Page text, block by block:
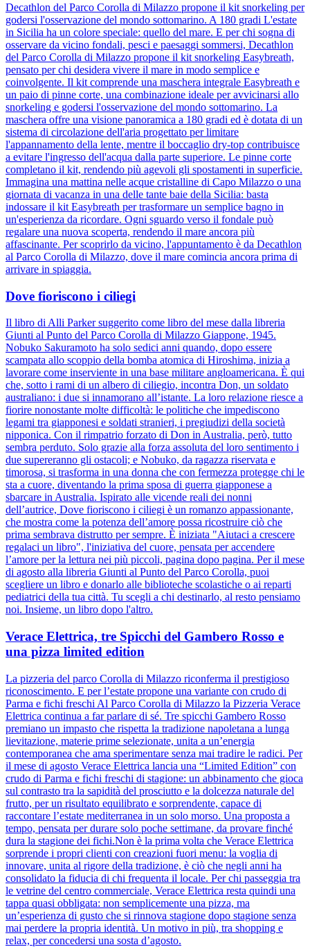
Decathlon del Parco Corolla di Milazzo propone il kit snorkeling per
godersi l'osservazione del mondo sottomarino. A 180 gradi L'estate
in Sicilia ha un colore speciale: quello del mare. E per chi sogna di
osservare da vicino fondali, pesci e paesaggi sommersi, Decathlon
del Parco Corolla di Milazzo propone il kit snorkeling Easybreath,
pensato per chi desidera vivere il mare in modo semplice e
coinvolgente. Il kit comprende una maschera integrale Easybreath e
un paio di pinne corte, una combinazione ideale per avvicinarsi allo
snorkeling e godersi l'osservazione del mondo sottomarino. La
maschera offre una visione panoramica a 180 gradi ed è dotata di un
sistema di circolazione dell'aria progettato per limitare
l'appannamento della lente, mentre il boccaglio dry-top contribuisce
a evitare l'ingresso dell'acqua dalla parte superiore. Le pinne corte
completano il kit, rendendo più agevoli gli spostamenti in superficie.
Immagina una mattina nelle acque cristalline di Capo Milazzo o una
giornata di vacanza in una delle tante baie della Sicilia: basta
indossare il kit Easybreath per trasformare un semplice bagno in
un'esperienza da ricordare. Ogni sguardo verso il fondale può
regalare una nuova scoperta, rendendo il mare ancora più
affascinante. Per scoprirlo da vicino, l'appuntamento è da Decathlon
al Parco Corolla di Milazzo, dove il mare comincia ancora prima di
arrivare in spiaggia.
Dove fioriscono i ciliegi
Il libro di Alli Parker suggerito come libro del mese dalla libreria
Giunti al Punto del Parco Corolla di Milazzo Giappone, 1945.
Nobuko Sakuramoto ha solo sedici anni quando, dopo essere
scampata allo scoppio della bomba atomica di Hiroshima, inizia a
lavorare come inserviente in una base militare angloamericana. È qui
che, sotto i rami di un albero di ciliegio, incontra Don, un soldato
australiano: i due si innamorano all’istante. La loro relazione riesce a
fiorire nonostante molte difficoltà: le politiche che impediscono
legami tra giapponesi e soldati stranieri, i pregiudizi della società
nipponica. Con il rimpatrio forzato di Don in Australia, però, tutto
sembra perduto. Solo grazie alla forza assoluta del loro sentimento i
due supereranno gli ostacoli; e Nobuko, da ragazza riservata e
timorosa, si trasforma in una donna che con fermezza protegge chi le
sta a cuore, diventando la prima sposa di guerra giapponese a
sbarcare in Australia. Ispirato alle vicende reali dei nonni
dell’autrice, Dove fioriscono i ciliegi è un romanzo appassionante,
che mostra come la potenza dell’amore possa ricostruire ciò che
prima sembrava distrutto per sempre. È iniziata "Aiutaci a crescere
regalaci un libro", l'iniziativa del cuore, pensata per accendere
l’amore per la lettura nei più piccoli, pagina dopo pagina. Per il mese
di agosto alla libreria Giunti al Punto del Parco Corolla, puoi
scegliere un libro e donarlo alle biblioteche scolastiche o ai reparti
pediatrici della tua città. Tu scegli a chi destinarlo, al resto pensiamo
noi. Insieme, un libro dopo l'altro.
Verace Elettrica, tre Spicchi del Gambero Rosso e
una pizza limited edition
La pizzeria del parco Corolla di Milazzo riconferma il prestigioso
riconoscimento. E per l’estate propone una variante con crudo di
Parma e fichi freschi Al Parco Corolla di Milazzo la Pizzeria Verace
Elettrica continua a far parlare di sé. Tre spicchi Gambero Rosso
premiano un impasto che rispetta la tradizione napoletana a lunga
lievitazione, materie prime selezionate, unita a un’energia
contemporanea che ama sperimentare senza mai tradire le radici. Per
il mese di agosto Verace Elettrica lancia una “Limited Edition” con
crudo di Parma e fichi freschi di stagione: un abbinamento che gioca
sul contrasto tra la sapidità del prosciutto e la dolcezza naturale del
frutto, per un risultato equilibrato e sorprendente, capace di
raccontare l’estate mediterranea in un solo morso. Una proposta a
tempo, pensata per durare solo poche settimane, da provare finché
dura la stagione dei fichi.Non è la prima volta che Verace Elettrica
sorprende i propri clienti con creazioni fuori menu: la voglia di
innovare, unita al rigore della tradizione, è ciò che negli anni ha
consolidato la fiducia di chi frequenta il locale. Per chi passeggia tra
le vetrine del centro commerciale, Verace Elettrica resta quindi una
tappa quasi obbligata: non semplicemente una pizza, ma
un’esperienza di gusto che si rinnova stagione dopo stagione senza
mai perdere la propria identità. Un motivo in più, tra shopping e
relax, per concedersi una sosta d’agosto.